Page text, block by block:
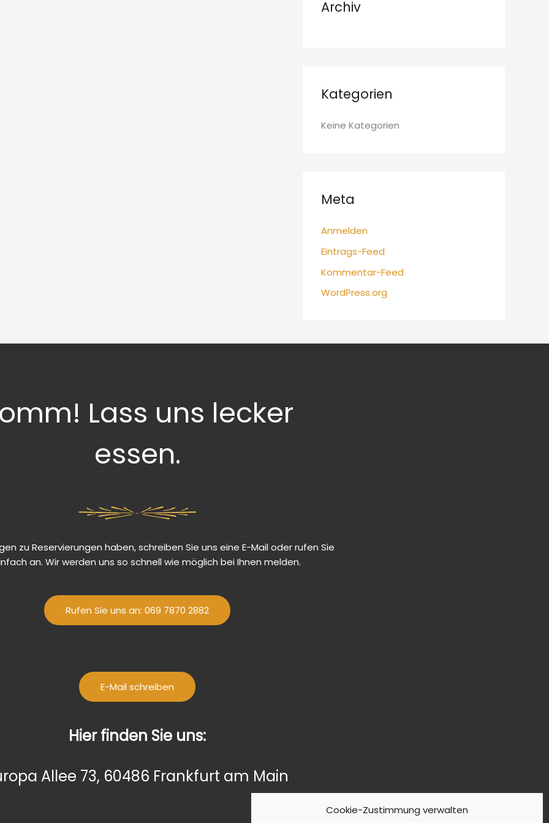
Cookie-Zustimmung verwalten
h
Archiv
Kategorien
Keine Kategorien
Meta
Anmelden
Eintrags-Feed
Kommentar-Feed
WordPress.org
Lass uns lecker
essen.
zu Reservierungen haben, schreiben Sie uns eine E-Mail oder rufen Sie
an. Wir werden uns so schnell wie möglich bei Ihnen melden.
Rufen Sie uns an: 069 7870 2882
E-Mail schreiben
Hier finden Sie uns:
Allee 73, 60486 Frankfurt am Main